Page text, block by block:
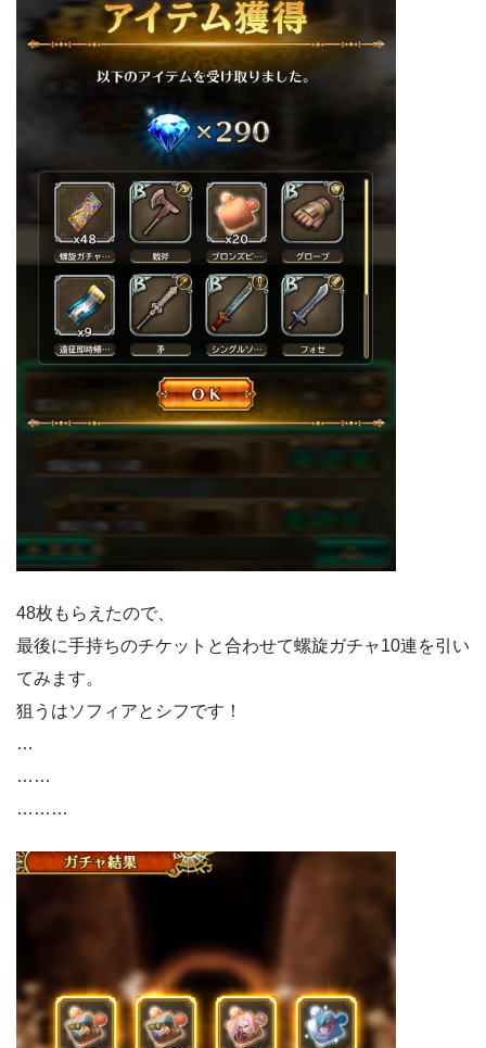
48枚もらえたので、
最後に手持ちのチケットと合わせて螺旋ガチャ10連を引い
てみます。
狙うはソフィアとシフです！
…
……
………